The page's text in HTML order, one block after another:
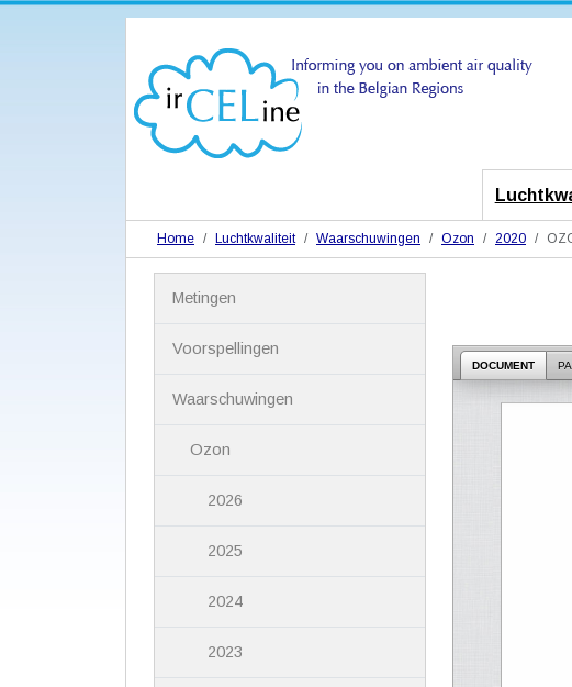
Home Luchtkwaliteit Waarschuwingen Ozon 2020
DOCUMENT
Metingen
Voorspellingen
Waarschuwingen
Ozon
2026
2025
2024
2023